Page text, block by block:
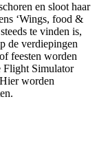
en sloot haar
‘Wings, food &
te vinden is,
de verdiepingen
feesten worden
Flight Simulator
worden